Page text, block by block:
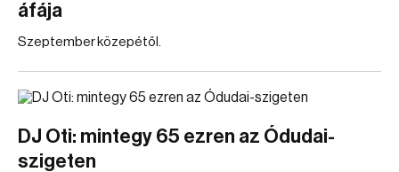
áfája
Szeptember közepétől.
DJ Oti: mintegy 65 ezren az Ódudai-
szigeten